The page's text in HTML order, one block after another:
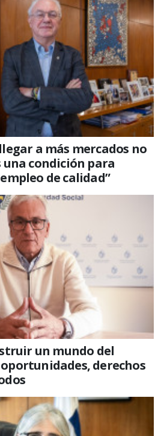
a más mercados no
una condición para
de calidad”
un mundo del
derechos